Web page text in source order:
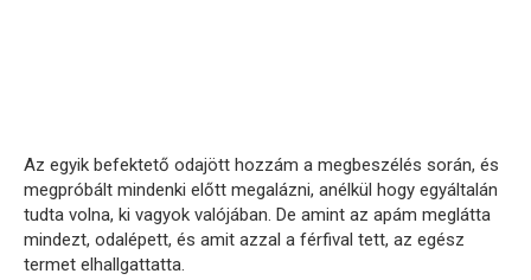
Az egyik befektető odajött hozzám a megbeszélés során, és
megpróbált mindenki előtt megalázni, anélkül hogy egyáltalán
tudta volna, ki vagyok valójában. De amint az apám meglátta
mindezt, odalépett, és amit azzal a férfival tett, az egész
termet elhallgattatta.